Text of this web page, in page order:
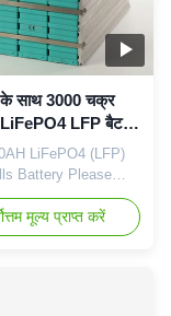
के साथ 3000 चक्र
LFP बैटरी
LiFePO4 (LFP)
Battery Please
message here, we
you soon. Item
Model GBS-
मूल्य प्राप्त करें